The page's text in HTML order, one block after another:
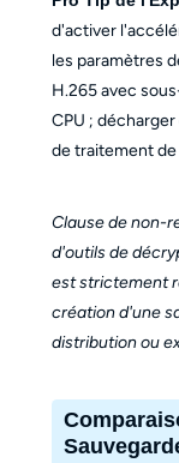
d'activer
les paramètres
H.265 avec
CPU ;
de traitement de
Clause de non-
d'outils de
est strictement
création d'une
distribution ou